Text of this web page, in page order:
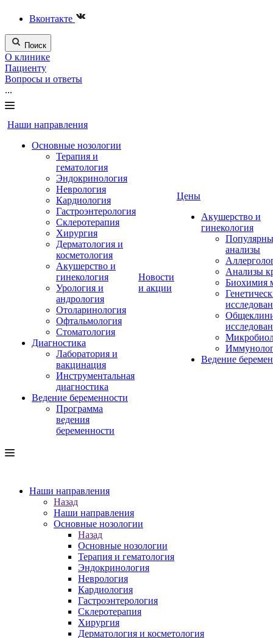
Вконтакте
Поиск
О клинике
Пациенту
Вопросы и ответы
...
Наши направления
Основные нозологии
Терапия и
гематология
Эндокринология
Неврология
Кардиология
Гастроэнтерология
Склеротерапия
Хирургия
Дерматология и
косметология
Акушерство и
гинекология
Урология и
андрология
Отоларинология
Офтальмология
Стоматология
Диагностика
Лаборатория и
вакцинация
Инструментальная
диагностика
Ведение беременности
Программа
ведения
беременности
Новости
и акции
Цены
Акушерство и
гинекология
анализы
Анализы
Биохимия
Ведение
Наши направления
Назад
Наши направления
Основные нозологии
Назад
Основные нозологии
Терапия и гематология
Эндокринология
Неврология
Кардиология
Гастроэнтерология
Склеротерапия
Хирургия
Дерматология и косметология